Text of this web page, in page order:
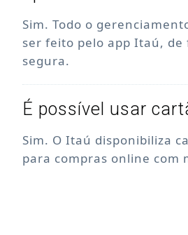
Sim. Todo o
ser feito pelo app Itaú, de
segura.
É possível usar
Sim. O Itaú disponibiliza
para compras online com